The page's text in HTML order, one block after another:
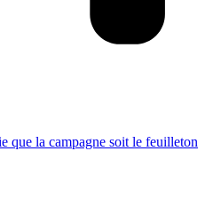
que la campagne soit le feuilleton